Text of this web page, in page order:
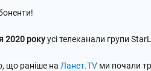
2020 рокуусі телеканали групи
що раніше на Ланет.TV ми почали